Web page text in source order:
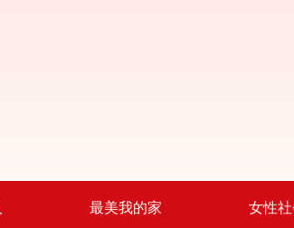
最美我的家 女性